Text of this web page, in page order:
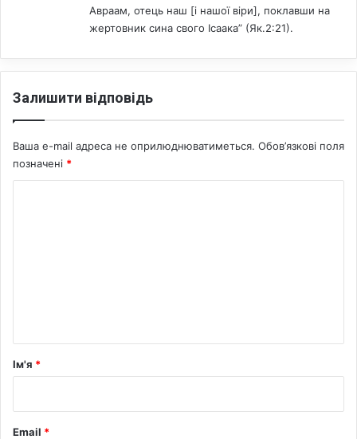
Авраам, отець наш [і нашої віри], поклавши на
жертовник сина свого Ісаака” (Як.2:21).
Залишити відповідь
Ваша e-mail адреса не оприлюднюватиметься. Обов’язкові поля
позначені *
рІм'я *
Email *